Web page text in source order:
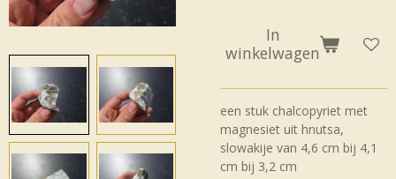
In
winkelwagen
een stuk chalcopyriet met
magnesiet uit hnutsa,
slowakije van 4,6 cm bij 4,1
cm bij 3,2 cm